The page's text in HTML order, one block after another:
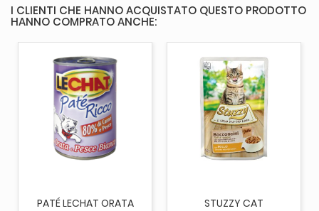
I CLIENTI CHE HANNO ACQUISTATO QUESTO PRODOTTO
HANNO COMPRATO ANCHE:
PATÉ LECHAT ORATA
STUZZY CAT